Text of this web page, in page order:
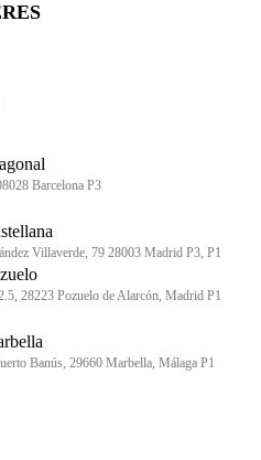
Barcelona P3
Villaverde, 79 28003 Madrid P3, P1
28223 Pozuelo de Alarcón, Madrid P1
Banús, 29660 Marbella, Málaga P1